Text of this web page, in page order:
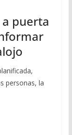
puerta
personas, la